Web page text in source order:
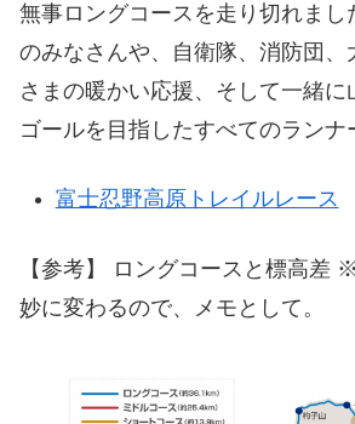
無事ロングコースを走り切れまし
のみなさんや、自衛隊、消防団、
さまの暖かい応援、そして一緒に
ゴールを目指したすべてのランナ
富士忍野高原トレイルレース
【参考】 ロングコースと標高差
妙に変わるので、メモとして。